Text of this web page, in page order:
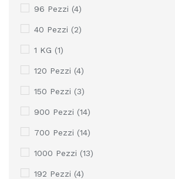
96 Pezzi (4)
40 Pezzi (2)
1 KG (1)
120 Pezzi (4)
150 Pezzi (3)
900 Pezzi (14)
700 Pezzi (14)
1000 Pezzi (13)
192 Pezzi (4)